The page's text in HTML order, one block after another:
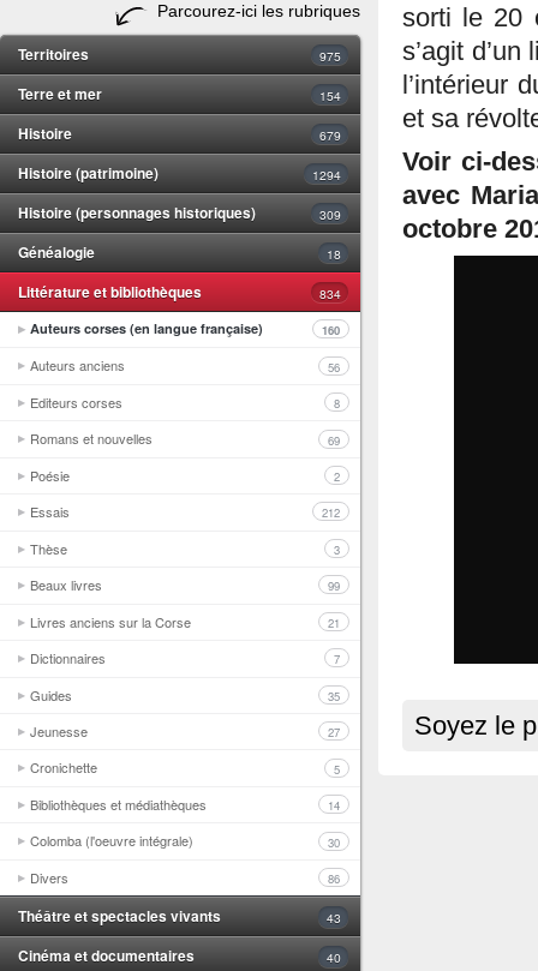
Parcourez-ici les rubriques
Territoires 975
Terre et mer 154
Histoire 679
Histoire (patrimoine) 1294
Histoire (personnages historiques) 309
Généalogie 18
Littérature et bibliothèques
834
Auteurs corses (en langue française)
160
Auteurs anciens 56
Editeurs corses 8
Romans et nouvelles 69
Poésie 2
Essais 212
Thèse 3
Beaux livres 99
Livres anciens sur la Corse 21
Dictionnaires 7
Guides 35
Jeunesse 27
Cronichette 5
Bibliothèques et médiathèques 14
Colomba (l'oeuvre intégrale) 30
Divers 86
Théâtre et spectacles vivants 43
Cinéma et documentaires 40
sorti le 20
s’agit
l’intérieur
et sa
Voir ci-
avec
octobre
Soyez le